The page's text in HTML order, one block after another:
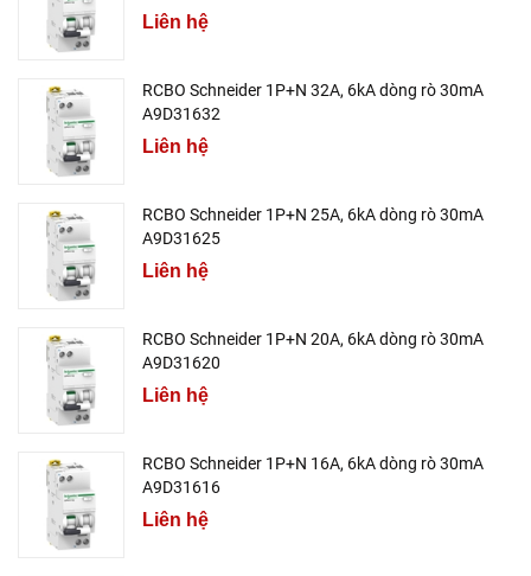
Liên hệ
RCBO Schneider 1P+N 32A, 6kA dòng rò 30mA
A9D31632
Liên hệ
RCBO Schneider 1P+N 25A, 6kA dòng rò 30mA
A9D31625
Liên hệ
RCBO Schneider 1P+N 20A, 6kA dòng rò 30mA
A9D31620
Liên hệ
RCBO Schneider 1P+N 16A, 6kA dòng rò 30mA
A9D31616
Liên hệ